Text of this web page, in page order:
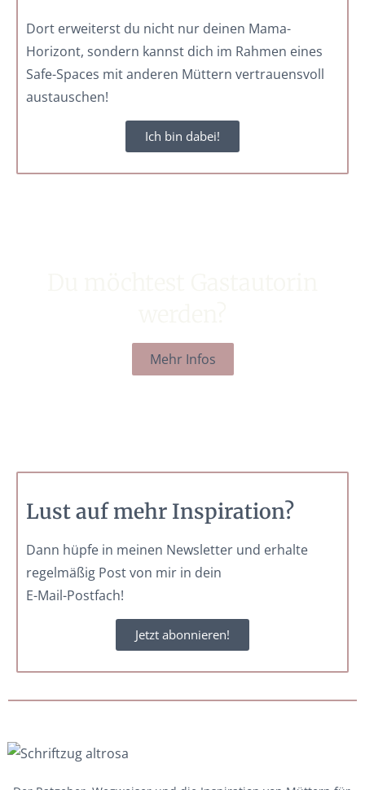
Dort erweiterst du nicht nur deinen Mama-
Horizont, sondern kannst dich im Rahmen eines
Safe-Spaces mit anderen Müttern vertrauensvoll
austauschen!
Ich bin dabei!
Mehr Infos
Lust auf mehr Inspiration?
Dann hüpfe in meinen Newsletter und erhalte
regelmäßig Post von mir in dein
E-Mail-Postfach!
Jetzt abonnieren!